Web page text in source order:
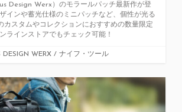
Design Werx）のモラールパッチ最新作が登
インや蓄光仕様のミニパッチなど、個性が光る
カスタムやコレクションにおすすめの数量限定
ラインストアでもチェック可能！
DESIGN WERX / ナイフ・ツール